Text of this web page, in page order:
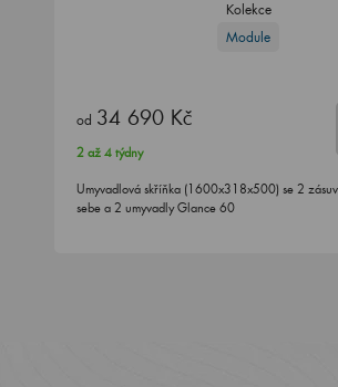
Kolekce
Module
od 34 690 Kč
2 až 4 týdny
Umyvadlová skříňka (1600x318x500) se 2
sebe a 2 umyvadly Glance 60